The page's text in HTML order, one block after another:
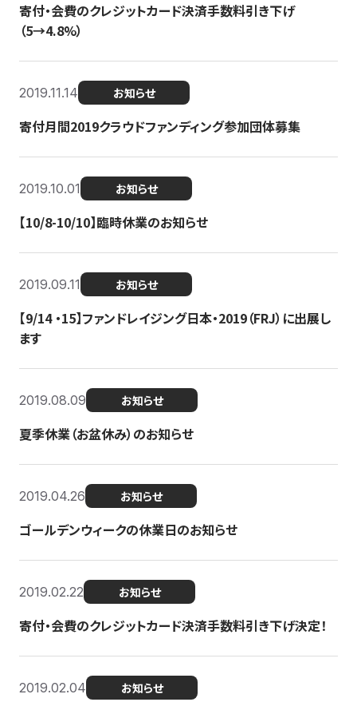
寄付・会費のクレジットカード決済手数料引き下げ
（5→4.8%）
2019.11.14 お知らせ
寄付月間2019クラウドファンディング参加団体募集
2019.10.01 お知らせ
【10/8-10/10】臨時休業のお知らせ
2019.09.11 お知らせ
【9/14 ・15】ファンドレイジング日本・2019（FRJ）に出展し
ます
2019.08.09 お知らせ
夏季休業（お盆休み）のお知らせ
2019.04.26 お知らせ
ゴールデンウィークの休業日のお知らせ
2019.02.22 お知らせ
寄付・会費のクレジットカード決済手数料引き下げ決定！
2019.02.04 お知らせ